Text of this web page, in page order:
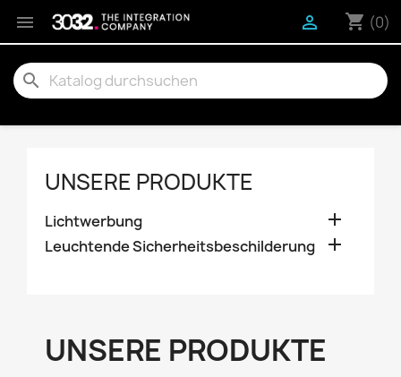
 shopping_cart (0)

search
UNSERE PRODUKTE
Lichtwerbung 
Leuchtende Sicherheitsbeschilderung 
UNSERE PRODUKTE